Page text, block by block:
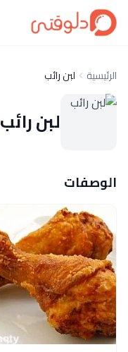
الرئيسية لبن رائب
لبن رائب
الوصفات